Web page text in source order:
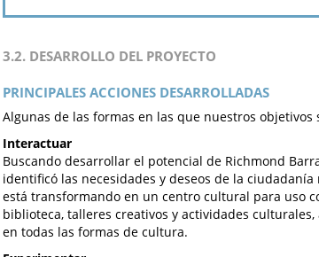
3.2. DESARROLLO DEL PROYECTO
PRINCIPALES ACCIONES DESARROLLADAS
Algunas de las formas en las que nuestros objetivos
Interactuar
Buscando desarrollar el potencial de Richmond
identificó las necesidades y deseos de la
está transformando en un centro cultural para uso
biblioteca, talleres creativos y actividades
en todas las formas de cultura.